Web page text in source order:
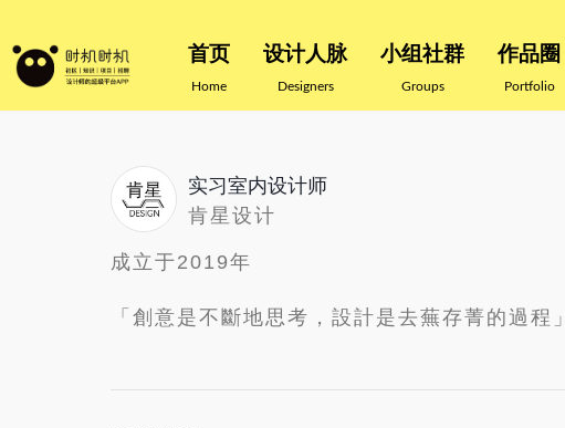
首页
Home
设计人脉
Designers
小组社群
Groups
作品圈
Portfolio
实习室内设计师
肯星设计
成立于2019年
「創意是不斷地思考，設計是去蕪存菁的過程」